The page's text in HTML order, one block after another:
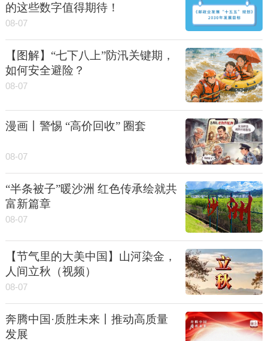
的这些数字值得期待！
08-07
【图解】“七下八上”防汛关键期，
如何安全避险？
08-07
漫画丨警惕 “高价回收” 圈套
08-07
“半条被子”暖沙洲 红色传承绘就共
富新篇章
08-07
【节气里的大美中国】山河染金，
人间立秋（视频）
08-07
奔腾中国·质胜未来丨推动高质量
发展